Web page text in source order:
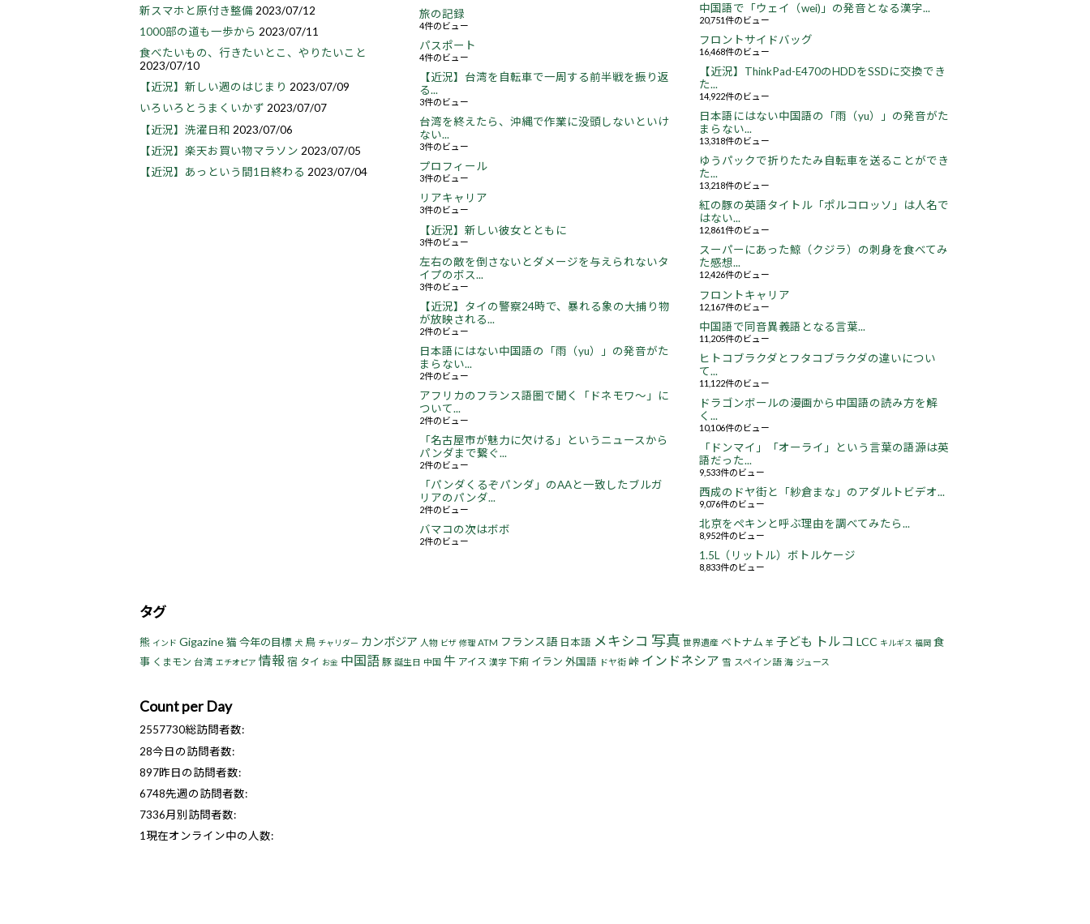
新スマホと原付き整備 2023/07/12
1000部の道も一歩から 2023/07/11
食べたいもの、行きたいとこ、やりたいこと
2023/07/10
【近況】新しい週のはじまり 2023/07/09
いろいろとうまくいかず 2023/07/07
【近況】洗濯日和 2023/07/06
【近況】楽天お買い物マラソン 2023/07/05
【近況】あっという間1日終わる 2023/07/04
旅の記録
4件のビュー
パスポート
4件のビュー
【近況】台湾を自転車で一周する前半戦を振り返
る...
3件のビュー
台湾を終えたら、沖縄で作業に没頭しないといけ
ない...
3件のビュー
プロフィール
3件のビュー
リアキャリア
3件のビュー
【近況】新しい彼女とともに
3件のビュー
左右の敵を倒さないとダメージを与えられないタ
イプのボス...
3件のビュー
【近況】タイの警察24時で、暴れる象の大捕り物
が放映される...
2件のビュー
日本語にはない中国語の「雨（yu）」の発音がた
まらない...
2件のビュー
アフリカのフランス語圏で聞く「ドネモワ～」に
ついて...
2件のビュー
「名古屋市が魅力に欠ける」というニュースから
パンダまで繋ぐ...
2件のビュー
「パンダくるぞパンダ」のAAと一致したブルガ
リアのパンダ...
2件のビュー
バマコの次はボボ
2件のビュー
中国語で「ウェイ（wei)」の発音となる漢字...
20,751件のビュー
フロントサイドバッグ
16,468件のビュー
【近況】ThinkPad-E470のHDDをSSDに交換でき
た...
14,922件のビュー
日本語にはない中国語の「雨（yu）」の発音がた
まらない...
13,318件のビュー
ゆうパックで折りたたみ自転車を送ることができ
た...
13,218件のビュー
紅の豚の英語タイトル「ポルコロッソ」は人名で
はない...
12,861件のビュー
スーパーにあった鯨（クジラ）の刺身を食べてみ
た感想...
12,426件のビュー
フロントキャリア
12,167件のビュー
中国語で同音異義語となる言葉...
11,205件のビュー
ヒトコブラクダとフタコブラクダの違いについ
て...
11,122件のビュー
ドラゴンボールの漫画から中国語の読み方を解
く...
10,106件のビュー
「ドンマイ」「オーライ」という言葉の語源は英
語だった...
9,533件のビュー
西成のドヤ街と「紗倉まな」のアダルトビデオ...
9,076件のビュー
北京をペキンと呼ぶ理由を調べてみたら...
8,952件のビュー
1.5L（リットル）ボトルケージ
8,833件のビュー
タグ
熊 インド Gigazine猫今年の目標 犬 鳥 チャリダー カンボジア 人物 ビザ 修理 ATM フランス語 日本語 メキシコ 写真 世界遺産 ベトナム 羊 子ども トルコ LCC キルギス 福岡 食
事 くまモン 台湾 エチオピア 情報 宿 タイ お金 中国語 豚 誕生日 中国 牛 アイス 漢字 下痢 イラン 外国語 ドヤ街 峠 インドネシア 雪 スペイン語 海 ジュース
Count per Day
2557730総訪問者数:
28今日の訪問者数:
897昨日の訪問者数:
6748先週の訪問者数:
7336月別訪問者数:
1 現在オンライン中の人数: